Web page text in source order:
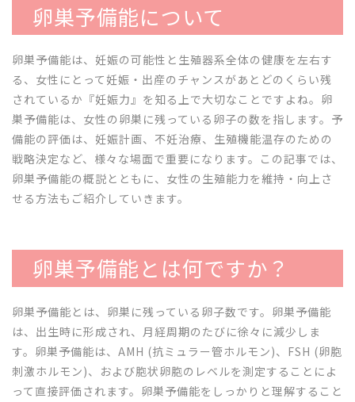
卵巣予備能について
卵巣予備能は、妊娠の可能性と生殖器系全体の健康を左右す
る、女性にとって妊娠・出産のチャンスがあとどのくらい残
されているか『妊娠力』を知る上で大切なことですよね。卵
巣予備能は、女性の卵巣に残っている卵子の数を指します。予
備能の評価は、妊娠計画、不妊治療、生殖機能温存のための
戦略決定など、様々な場面で重要になります。この記事では、
卵巣予備能の概説とともに、女性の生殖能力を維持・向上さ
せる方法もご紹介していきます。
卵巣予備能とは何ですか？
卵巣予備能とは、卵巣に残っている卵子数です。卵巣予備能
は、出生時に形成され、月経周期のたびに徐々に減少しま
す。卵巣予備能は、AMH (抗ミュラー管ホルモン)、FSH (卵胞
刺激ホルモン)、および胞状卵胞のレベルを測定することによ
って直接評価されます。卵巣予備能をしっかりと理解すること